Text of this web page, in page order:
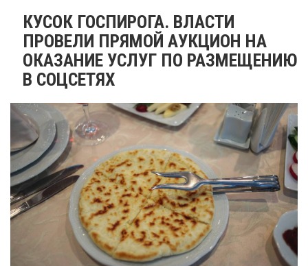
​КУСОК ГОСПИРОГА. ВЛАСТИ
ПРОВЕЛИ ПРЯМОЙ АУКЦИОН НА
ОКАЗАНИЕ УСЛУГ ПО РАЗМЕЩЕНИЮ
В СОЦСЕТЯХ